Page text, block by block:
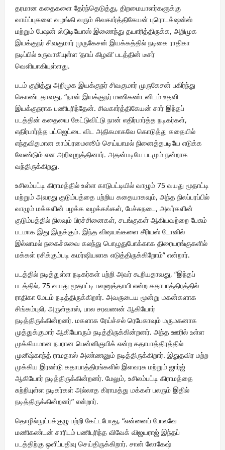
தரமான கதைகளை தேர்ந்தெடுத்து, திறமையாளர்களுக்கு
வாய்ப்புகளை வழங்கி வரும் சிவகார்த்திகேயன் புரொடக்‌ஷன்ஸ்
மற்றும் பேஷன் ஸ்டுடியோஸ் இணைந்து தயாரித்திருக்க, அறிமுக
இயக்குநர் சிவகுமார் முருகேசன் இயக்கத்தில் நடிகை ராதிகா
நடிப்பில் உருவாகியுள்ள ‘தாய் கிழவி’ படத்தின் டீசர்
வெளியாகியுள்ளது.
படம் குறித்து அறிமுக இயக்குநர் சிவகுமார் முருகேசன் பகிர்ந்து
கொண்டதாவது, “நான் இயக்குநர் மணிகண்டனிடம் உதவி
இயக்குநராக பணிபுரிந்தேன். சிவகார்த்திகேயன் சார் இந்தப்
படத்தின் கதையை கேட்டுவிட்டு நான் எதிர்பார்த்த நடிகர்கள்,
எதிர்பார்த்த பட்ஜெட்டை விட அதிகமாகவே கொடுத்து கதையில்
எந்தவிதமான காம்ப்ரமைஸூம் செய்யாமல் நினைத்தபடியே எடுக்க
வேண்டும் என அறிவுறுத்தினார். அதன்படியே படமும் நன்றாக
வந்திருக்கிறது.
உசிலம்பட்டி கிராமத்தில் உள்ள காடுபட்டியில் வாழும் 75 வயது மூதாட்டி
மற்றும் அவரது குடும்பத்தை பற்றிய கதையாகவும், அந்த நிலப்பரப்பில்
வாழும் மக்களின் பழக்க வழக்கங்கள், பேச்சுநடை, அவர்களின்
குடும்பத்தில் நிலவும் பிரச்சினைகள், சடங்குகள் ஆகியவற்றை பேசும்
படமாக இது இருக்கும். இந்த விஷயங்களை சீரியஸ் டோனில்
இல்லாமல் நகைச்சுவை கலந்து பொழுதுபோக்காக திரையரங்குகளில்
மக்கள் ரசிக்கும்படி கமர்ஷியலாக எடுத்திருக்கிறோம்” என்றார்.
படத்தில் நடித்துள்ள நடிகர்கள் பற்றி அவர் கூறியதாவது, “இந்தப்
படத்தில், 75 வயது மூதாட்டி பவுனுத்தாயி என்ற கதாபாத்திரத்தில்
ராதிகா மேடம் நடித்திருக்கிறார். அவருடைய மூன்று மகன்களாக
சிங்கம்புலி, அருள்தாஸ், பால சரவணன் ஆகியோர்
நடித்திருக்கின்றனர். மகளாக ரேய்ச்சல் ரெபேகாவும் மருமகனாக
முத்துக்குமார் ஆகியோரும் நடித்திருக்கின்றனர். அந்த ஊரில் உள்ள
முக்கியமான நபரான பென்னிகுயிக் என்ற கதாபாத்திரத்தில்
முனீஷ்காந்த் ராமதாஸ் அண்ணனும் நடித்திருக்கிறார். இதுதவிர மற்ற
முக்கிய இரண்டு கதாபாத்திரங்களில் இளவரசு மற்றும் ஜார்ஜ்
ஆகியோர் நடித்திருக்கின்றனர். மேலும், உசிலம்பட்டி கிராமத்தை
சுற்றியுள்ள நடிகர்கள் அல்லாத கிராமத்து மக்கள் பலரும் இதில்
நடித்திருக்கின்றனர்” என்றார்.
தொழில்நுட்பக்குழு பற்றி கேட்டபோது, “என்னைப் போலவே
மணிகண்டன் சாரிடம் பணிபுரிந்த விவேக் விஜயராஜ் இந்தப்
படத்திற்கு ஒளிப்பதிவு செய்திருக்கிறார். சான் லோகேஷ்